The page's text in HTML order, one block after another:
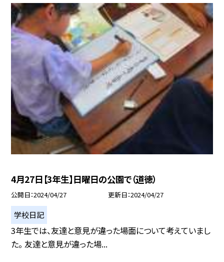
4月27日【3年生】日曜日の公園で（道徳）
公開日 2024/04/27 更新日 2024/04/27
学校日記
3年生では、友達と意見が違った場面について考えていまし
た。 友達と意見が違った場...